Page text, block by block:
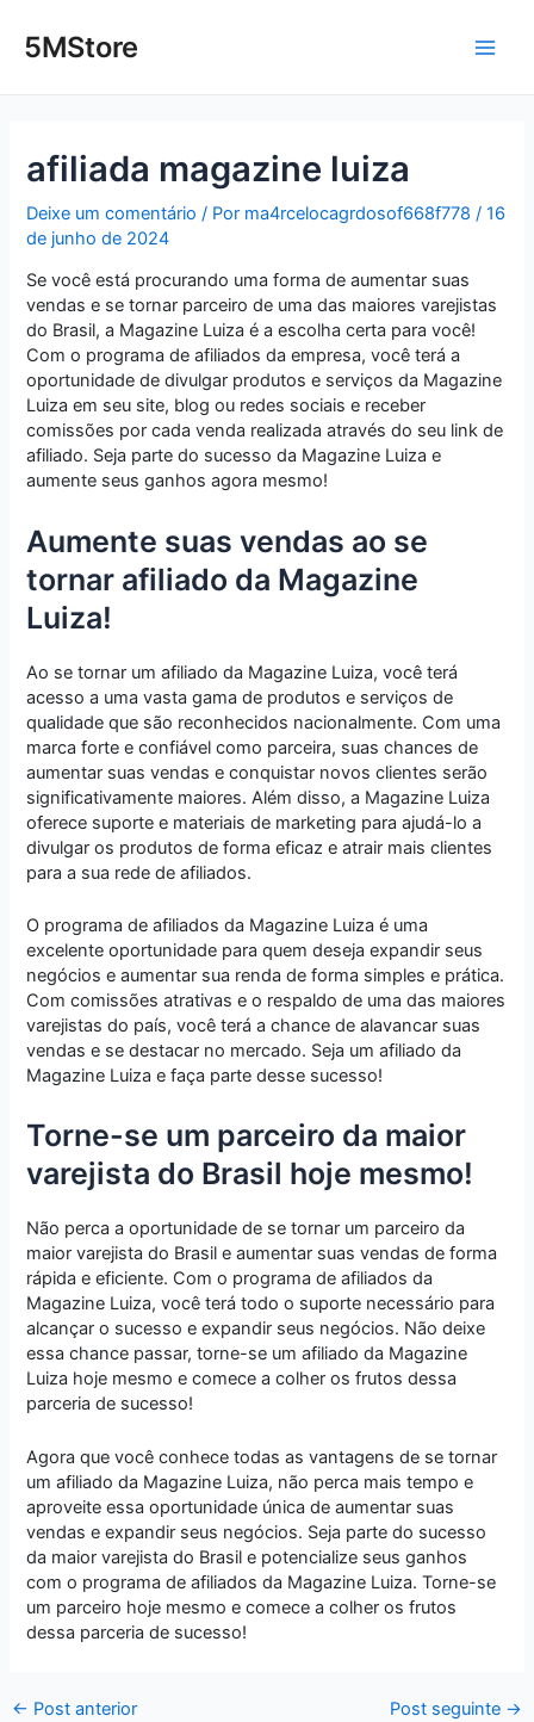
para5MStore
afiliada magazine luiza
Deixe um comentário / Por ma4rcelocagrdosof668f778/16
de junho de 2024
Se você está procurando uma forma de aumentar suas
vendas e se tornar parceiro de uma das maiores varejistas
do Brasil, a Magazine Luiza é a escolha certa para você!
Com o programa de afiliados da empresa, você terá a
oportunidade de divulgar produtos e serviços da Magazine
Luiza em seu site, blog ou redes sociais e receber
comissões por cada venda realizada através do seu link de
afiliado. Seja parte do sucesso da Magazine Luiza e
aumente seus ganhos agora mesmo!
Aumente suas vendas ao se
tornar afiliado da Magazine
Luiza!
Ao se tornar um afiliado da Magazine Luiza, você terá
acesso a uma vasta gama de produtos e serviços de
qualidade que são reconhecidos nacionalmente. Com uma
marca forte e confiável como parceira, suas chances de
aumentar suas vendas e conquistar novos clientes serão
significativamente maiores. Além disso, a Magazine Luiza
oferece suporte e materiais de marketing para ajudá-lo a
divulgar os produtos de forma eficaz e atrair mais clientes
para a sua rede de afiliados.
O programa de afiliados da Magazine Luiza é uma
excelente oportunidade para quem deseja expandir seus
negócios e aumentar sua renda de forma simples e prática.
Com comissões atrativas e o respaldo de uma das maiores
varejistas do país, você terá a chance de alavancar suas
vendas e se destacar no mercado. Seja um afiliado da
Magazine Luiza e faça parte desse sucesso!
Torne-se um parceiro da maior
varejista do Brasil hoje mesmo!
Não perca a oportunidade de se tornar um parceiro da
maior varejista do Brasil e aumentar suas vendas de forma
rápida e eficiente. Com o programa de afiliados da
Magazine Luiza, você terá todo o suporte necessário para
alcançar o sucesso e expandir seus negócios. Não deixe
essa chance passar, torne-se um afiliado da Magazine
Luiza hoje mesmo e comece a colher os frutos dessa
parceria de sucesso!
Agora que você conhece todas as vantagens de se tornar
um afiliado da Magazine Luiza, não perca mais tempo e
aproveite essa oportunidade única de aumentar suas
vendas e expandir seus negócios. Seja parte do sucesso
da maior varejista do Brasil e potencialize seus ganhos
com o programa de afiliados da Magazine Luiza. Torne-se
um parceiro hoje mesmo e comece a colher os frutos
dessa parceria de sucesso!
navigation
← Post anterior Post seguinte →